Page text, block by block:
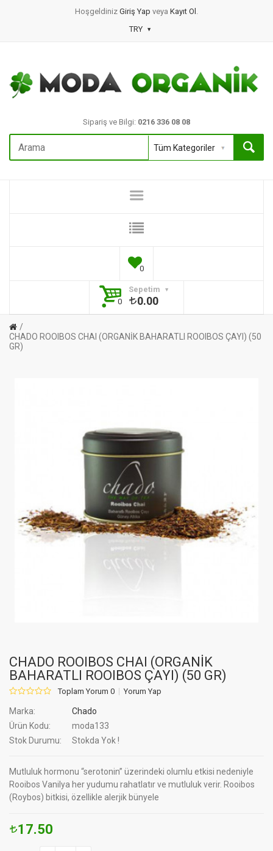
Hoşgeldiniz Giriş Yap veya Kayıt Ol .
TRY
Sipariş ve Bilgi: 0216 336 08 08
0
Sepetim
0
0.00
CHADO ROOIBOS CHAI (ORGANİK BAHARATLI ROOIBOS ÇAYI) (50
GR)
CHADO ROOIBOS CHAI (ORGANİK
BAHARATLI ROOIBOS ÇAYI) (50 GR)
Toplam Yorum 0 Yorum Yap
Marka:
Chado
Ürün Kodu:
moda133
Stok Durumu:
Stokda Yok !
Mutluluk hormonu “serotonin” üzerindeki olumlu etkisi nedeniyle
Rooibos Vanilya her yudumu rahatlatır ve mutluluk verir. Rooibos
(Roybos) bitkisi, özellikle alerjik bünyele
17.50